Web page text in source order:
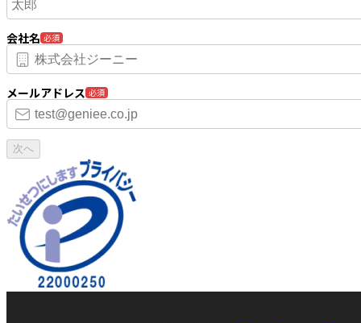
会社名 必須
メールアドレス 必須
次へ